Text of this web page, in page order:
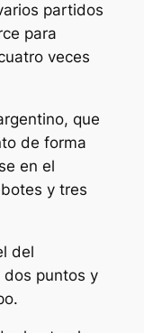
partidos
para
veces
que
de forma
en el
y tres
del
dos puntos y